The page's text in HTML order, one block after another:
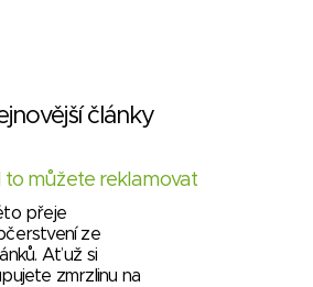
články
to můžete reklamovat
přeje
ze
Ať už si
zmrzlinu na